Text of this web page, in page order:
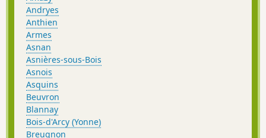
Andryes
Anthien
Armes
Asnan
Asnières-sous-Bois
Asnois
Asquins
Beuvron
Blannay
Bois-d'Arcy (Yonne)
Breugnon